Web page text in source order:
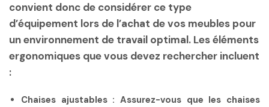
convient donc de considérer ce type
d’équipement lors de l’achat de vos meubles pour
un environnement de travail optimal. Les éléments
ergonomiques que vous devez rechercher incluent
:
Chaises ajustables : Assurez-vous que les chaises